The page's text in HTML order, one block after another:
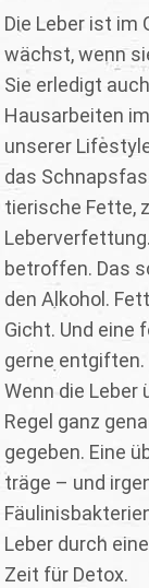
Die Leber ist im
wächst, wenn
Sie erledigt
Hausarbeiten
unserer
das
tierische Fette,
betroffen. Das
den Alkohol.
Gicht. Und eine
gerne entgiften.
Wenn die Leber
Regel ganz
gegeben. Eine
träge – und
Leber durch
Zeit für Detox.